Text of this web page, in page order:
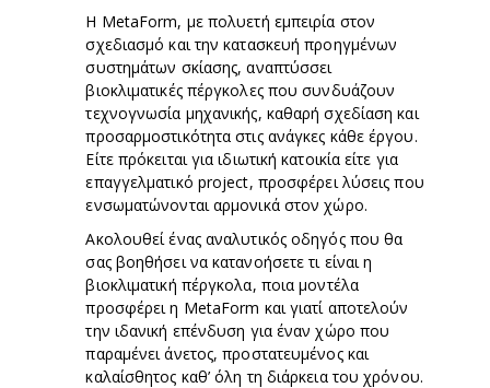
Η MetaForm, με πολυετή εμπειρία στον
σχεδιασμό και την κατασκευή προηγμένων
συστημάτων σκίασης, αναπτύσσει
βιοκλιματικές πέργκολες που συνδυάζουν
τεχνογνωσία μηχανικής, καθαρή σχεδίαση και
προσαρμοστικότητα στις ανάγκες κάθε έργου.
Είτε πρόκειται για ιδιωτική κατοικία είτε για
επαγγελματικό project, προσφέρει λύσεις που
ενσωματώνονται αρμονικά στον χώρο.
Ακολουθεί ένας αναλυτικός οδηγός που θα
σας βοηθήσει να κατανοήσετε τι είναι η
βιοκλιματική πέργκολα, ποια μοντέλα
προσφέρει η MetaForm και γιατί αποτελούν
την ιδανική επένδυση για έναν χώρο που
παραμένει άνετος, προστατευμένος και
καλαίσθητος καθ’ όλη τη διάρκεια του χρόνου.